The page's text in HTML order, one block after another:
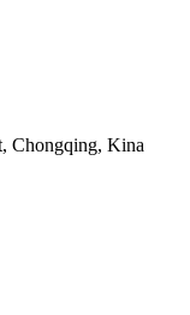
Chongqing, Kina